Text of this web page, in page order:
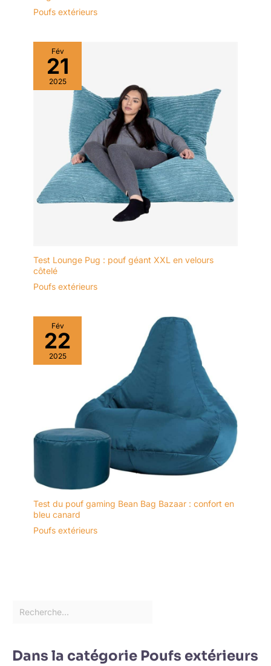
Poufs extérieurs
Fév
21
2025
Test Lounge Pug : pouf géant XXL en velours
côtelé
Poufs extérieurs
Fév
22
2025
Test du pouf gaming Bean Bag Bazaar : confort en
bleu canard
Poufs extérieurs
Dans la catégorie Poufs extérieurs